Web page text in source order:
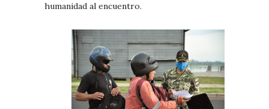
humanidad al encuentro.